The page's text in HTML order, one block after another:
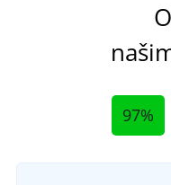
97%